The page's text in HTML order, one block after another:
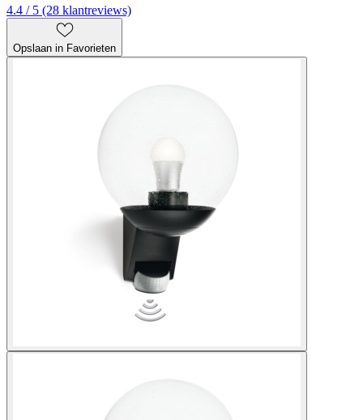
4.4 / 5 (28 klantreviews)
Opslaan in Favorieten